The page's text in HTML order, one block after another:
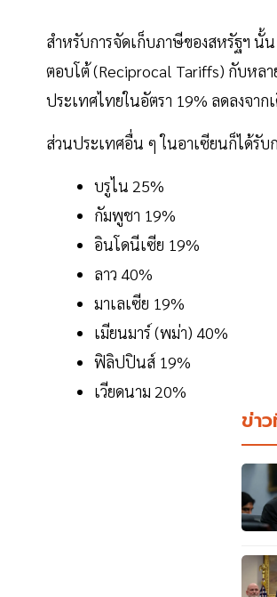
สำหรับการจัดเก็บภาษีของสหรัฐฯ นั้
ตอบโต้ (Reciprocal Tariffs) กับหล
ประเทศไทยในอัตรา 19% ลดลงจา
ส่วนประเทศอื่น ๆ ในอาเซียนก็ได้รับ
บรูไน 25%
กัมพูชา 19%
อินโดนีเซีย 19%
ลาว 40%
มาเลเซีย 19%
เมียนมาร์ (พม่า) 40%
ฟิลิปปินส์ 19%
เวียดนาม 20%
ข่า